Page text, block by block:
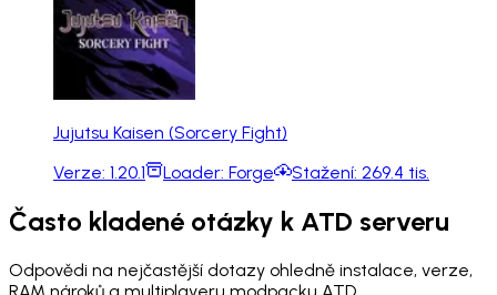
Jujutsu Kaisen (Sorcery Fight)
Verze: 1.20.1 Loader: Forge Stažení: 269.4 tis.
Často kladené otázky k ATD serveru
Odpovědi na nejčastější dotazy ohledně instalace, verze,